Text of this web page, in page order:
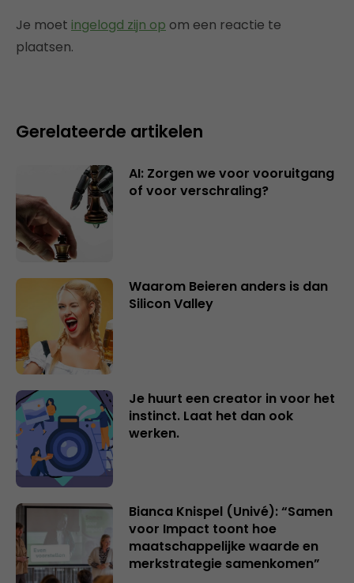
Je moet ingelogd zijn op om een reactie te
plaatsen.
Gerelateerde artikelen
AI: Zorgen we voor vooruitgang
of voor verschraling?
Waarom Beieren anders is dan
Silicon Valley
Je huurt een creator in voor het
instinct. Laat het dan ook
werken.
Bianca Knispel (Univé): “Samen
voor Impact toont hoe
maatschappelijke waarde en
merkstrategie samenkomen”